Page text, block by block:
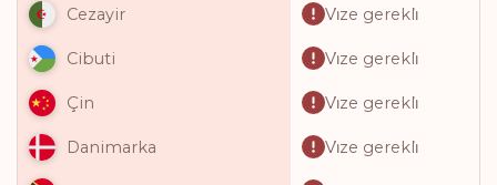
Cezayir Vi̇ze gerekli̇
Cibuti Vi̇ze gerekli̇
Çin Vi̇ze gerekli̇
Danimarka Vi̇ze gerekli̇